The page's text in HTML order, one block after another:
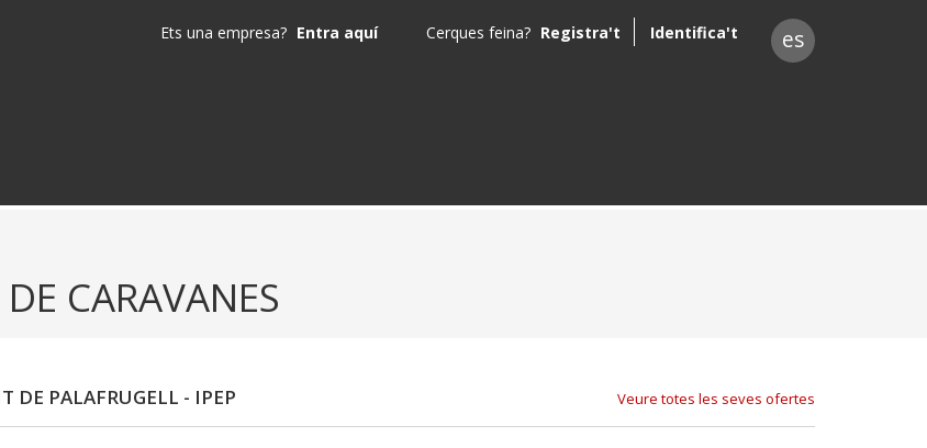
Ets una empresa? Entra aquí Cerques feina? Registra't Identifica't es
CARAVANES
DE PALAFRUGELL - IPEP Veure totes les seves ofertes